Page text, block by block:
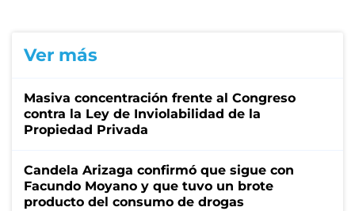
Ver más
Masiva concentración frente al Congreso
contra la Ley de Inviolabilidad de la
Propiedad Privada
Candela Arizaga confirmó que sigue con
Facundo Moyano y que tuvo un brote
producto del consumo de drogas